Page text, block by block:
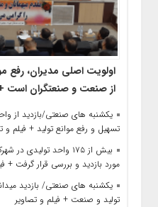
اولویت‌ اصلی مدیران، رفع
از صنعت و صنعتگران است
یکشنبه‌ های صنعتی/بازدید از
تسهیل و رفع موانع تولید + فیلم و
بیش از ۱۷۵ واحد
مورد بازدید و بررسی قرار گرفت +
یکشنبه‌ های صنعتی/ بازدید
تولید و صنعت + فیلم و تصاویر